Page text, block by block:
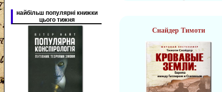
найбільш популярні книжки
цього тижня
Снайдер Тимоти